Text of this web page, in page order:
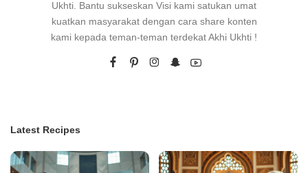
Ukhti. Bantu sukseskan Visi kami satukan umat
kuatkan masyarakat dengan cara share konten
kami kepada teman-teman terdekat Akhi Ukhti !
Latest Recipes